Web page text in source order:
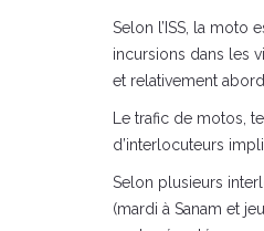
Selon l’ISS, la
incursions dans les
et relativement
Le trafic de motos,
d’interlocuteurs
Selon plusieurs
(mardi à Sanam et